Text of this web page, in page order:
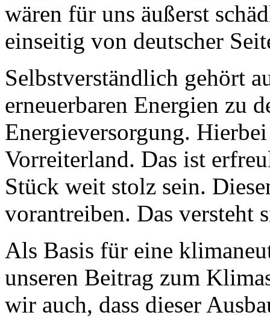
wären für uns äußerst
einseitig von deutscher
Selbstverständlich gehört
erneuerbaren Energien zu
Energieversorgung.
Vorreiterland. Das ist
Stück weit stolz sein.
vorantreiben. Das versteht
Als Basis für eine
unseren Beitrag zum
wir auch, dass dieser